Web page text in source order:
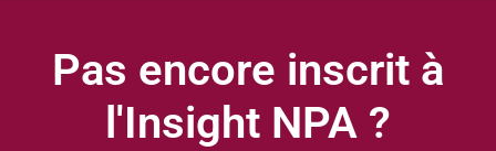
Pas encore inscrit à
l'Insight NPA ?